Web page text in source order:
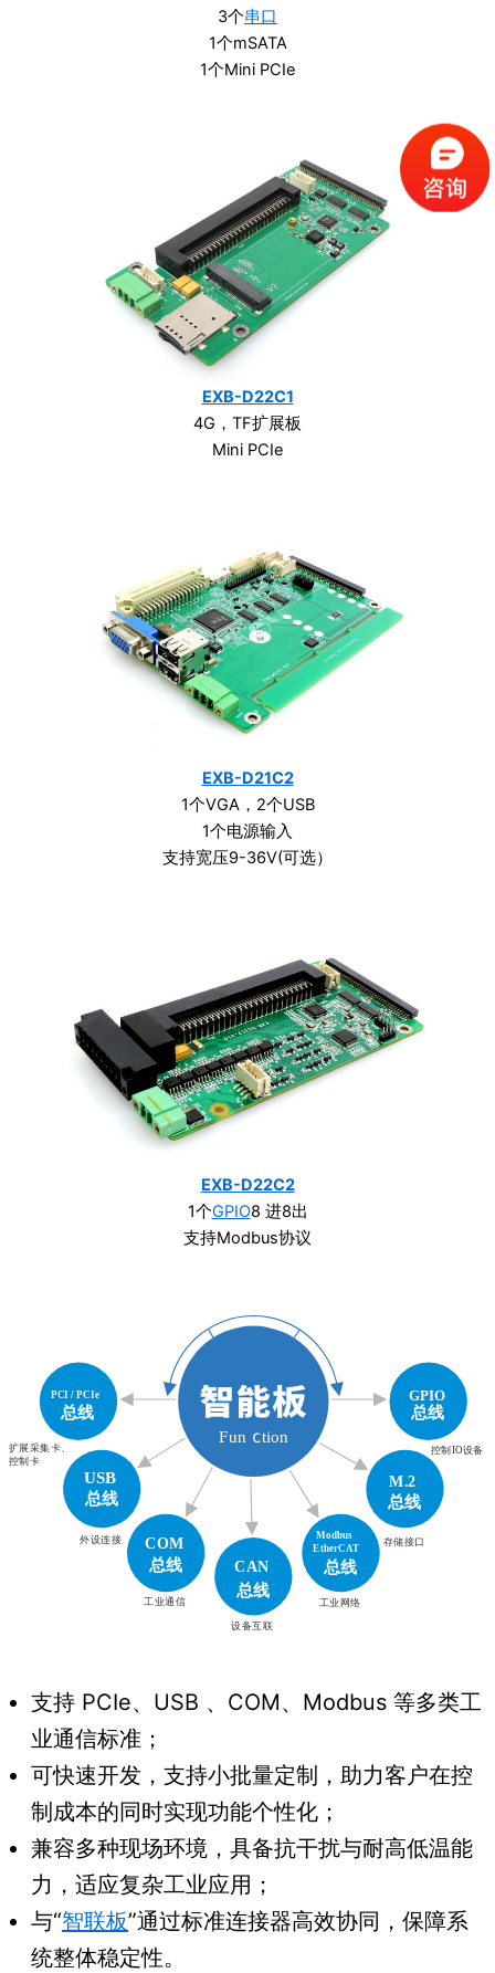
3个串口
1个mSATA
1个Mini PCIe
EXB-D22C1
4G，TF扩展板
Mini PCIe
EXB-D21C2
1个VGA，2个USB
1个电源输入
支持宽压9-36V(可选）
EXB-D22C2
1个GPIO8 进8出
支持Modbus协议
支持 PCIe、USB 、COM、Modbus 等多类工
业通信标准；
可快速开发，支持小批量定制，助力客户在控
制成本的同时实现功能个性化；
兼容多种现场环境，具备抗干扰与耐高低温能
力，适应复杂工业应用；
与“智联板”通过标准连接器高效协同，保障系
统整体稳定性。